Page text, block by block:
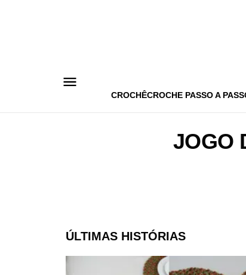
CROCHÊCROCHE PASSO A
JOGO
ÚLTIMAS HISTÓRIAS